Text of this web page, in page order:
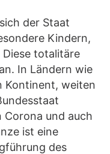
der Staat
Kindern,
Diese totalitäre
In Ländern wie
Kontinent, weiten
und auch
ist eine
des